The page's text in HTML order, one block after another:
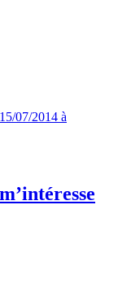
15/07/2014 à